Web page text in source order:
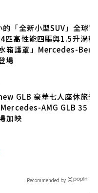
新小型SUV」全球首
能四驅與1.5升渦輪！
罩」Mercedes-Benz
豪華七人座休旅登場
AMG GLB 35
Recommended by